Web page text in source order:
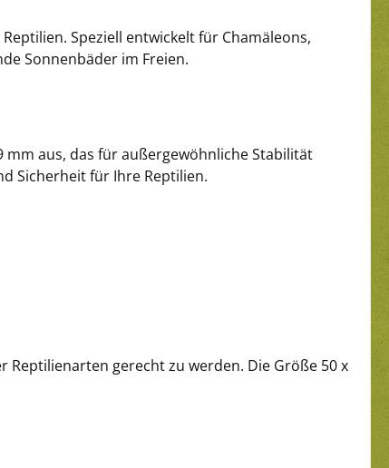
Speziell entwickelt für Chamäleons,
Sonnenbäder im Freien.
aus, das für außergewöhnliche Stabilität
Sicherheit für Ihre Reptilien.
gerecht zu werden. Die Größe 50 x